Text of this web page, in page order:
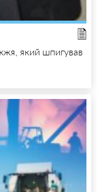
який шпигував